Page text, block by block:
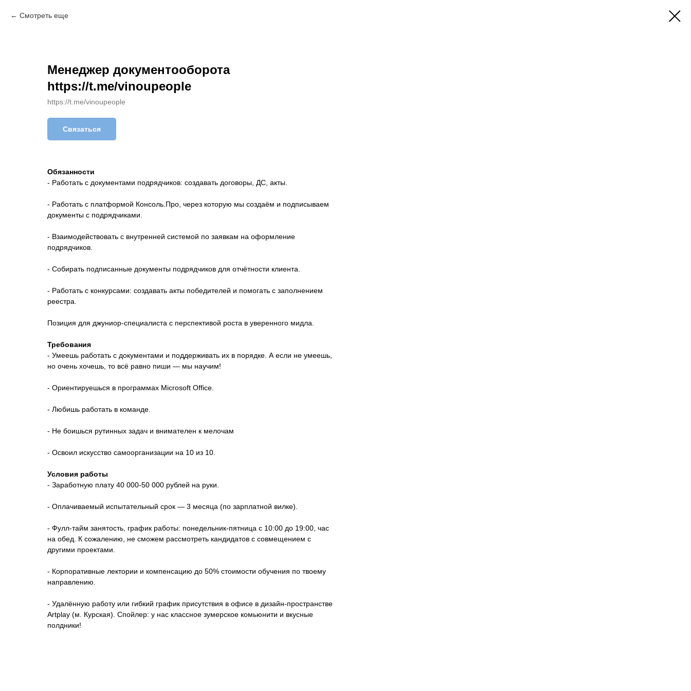
Смотреть еще
Менеджер документооборота
https://t.me/vinoupeople
https://t.me/vinoupeople
Связаться
Обязанности
- Работать с документами подрядчиков: создавать договоры, ДС, акты.
- Работать с платформой Консоль.Про, через которую мы создаём и подписываем
документы с подрядчиками.
- Взаимодействовать с внутренней системой по заявкам на оформление
подрядчиков.
- Собирать подписанные документы подрядчиков для отчётности клиента.
- Работать с конкурсами: создавать акты победителей и помогать с заполнением
реестра.
Позиция для джуниор-специалиста с перспективой роста в уверенного мидла.
Требования
- Умеешь работать с документами и поддерживать их в порядке. А если не умеешь,
но очень хочешь, то всё равно пиши — мы научим!
- Ориентируешься в программах Microsoft Office.
- Любишь работать в команде.
- Не боишься рутинных задач и внимателен к мелочам
- Освоил искусство самоорганизации на 10 из 10.
Условия работы
- Заработную плату 40 000-50 000 рублей на руки.
- Оплачиваемый испытательный срок — 3 месяца (по зарплатной вилке).
- Фулл-тайм занятость, график работы: понедельник-пятница с 10:00 до 19:00, час
на обед. К сожалению, не сможем рассмотреть кандидатов с совмещением с
другими проектами.
- Корпоративные лектории и компенсацию до 50% стоимости обучения по твоему
направлению.
- Удалённую работу или гибкий график присутствия в офисе в дизайн-пространстве
Artplay (м. Курская). Спойлер: у нас классное зумерское комьюнити и вкусные
полдники!